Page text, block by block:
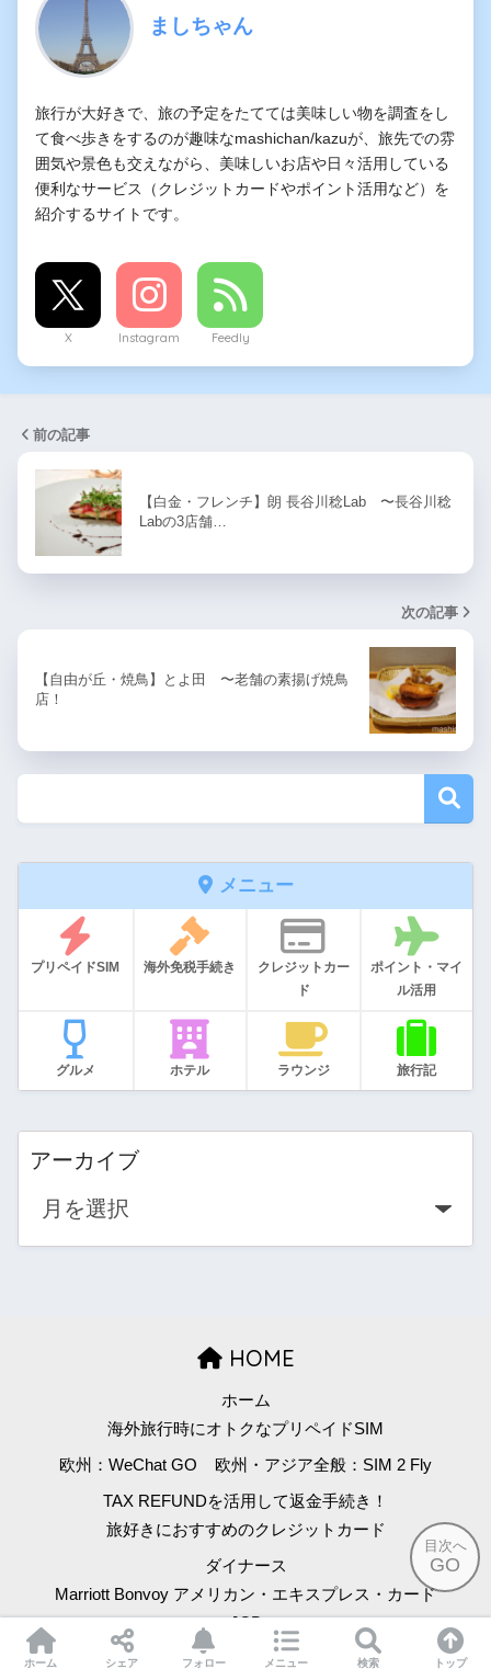
目次へ
GO
ましちゃん
旅行が大好きで、旅の予定をたてては美味しい物を調査をし
て食べ歩きをするのが趣味なmashichan/kazuが、旅先での雰
囲気や景色も交えながら、美味しいお店や日々活用している
便利なサービス（クレジットカードやポイント活用など）を
紹介するサイトです。
X Instagram Feedly
前の記事
【白金・フレンチ】朗 長谷川稔Lab 〜長谷川稔
Labの3店舗…
次の記事
【自由が丘・焼鳥】とよ田 〜老舗の素揚げ焼鳥
店！
メニュー
プリペイドSIM 海外免税手続き
クレジットカー
ド
ポイント・マイ
ル活用
グルメ ホテル ラウンジ 旅行記
アーカイブ
HOME
ホーム
海外旅行時にオトクなプリペイドSIM
欧州：WeChat GO 欧州・アジア全般：SIM 2 Fly
TAX REFUNDを活用して返金手続き！
旅好きにおすすめのクレジットカード
ダイナース
Marriott Bonvoy アメリカン・エキスプレス・カード
JCB
旅行記 空港ラウンジ お問い合わせ
ホーム シェア フォロー メニュー 検索 トップ